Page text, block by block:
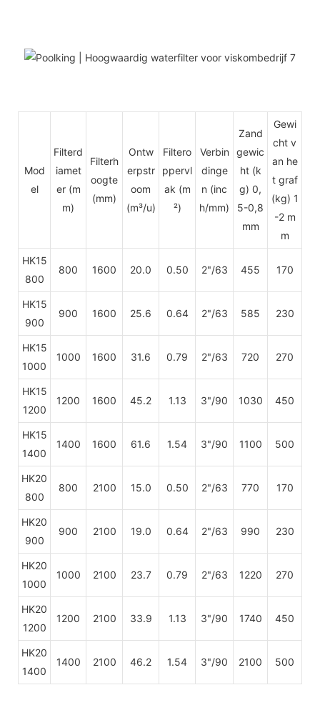
Mod
el
Filterd
iamet
er (m
m)
Filterh
oogte
(mm)
Ontw
erpstr
oom
(m³/u)
Filtero
ppervl
ak (m
²)
Verbin
dinge
n (inc
h/mm)
Zand
gewic
ht (k
g) 0,
5-0,8
mm
Gewi
cht v
an he
t graf
(kg) 1
-2 m
m
HK15
800
800 1600 20.0 0.50 2"/63 455 170
HK15
900
900 1600 25.6 0.64 2"/63 585 230
HK15
1000
1000 1600 31.6 0.79 2"/63 720 270
HK15
1200
1200 1600 45.2 1.13 3"/90 1030 450
HK15
1400
1400 1600 61.6 1.54 3"/90 1100 500
HK20
800
800 2100 15.0 0.50 2"/63 770 170
HK20
900
900 2100 19.0 0.64 2"/63 990 230
HK20
1000
1000 2100 23.7 0.79 2"/63 1220 270
HK20
1200
1200 2100 33.9 1.13 3"/90 1740 450
HK20
1400
1400 2100 46.2 1.54 3"/90 2100 500